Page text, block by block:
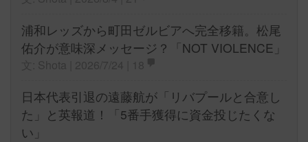
浦和レッズから町田ゼルビアへ完全移籍。松尾
佑介が意味深メッセージ？「NOT VIOLENCE」
日本代表引退の遠藤航が「リバプールと合意し
た」と英報道！「5番手獲得に資金投じたくな
い」